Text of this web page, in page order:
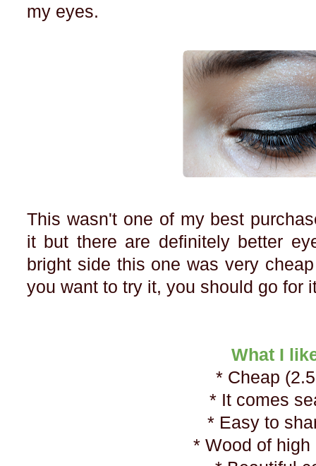
my eyes.
This wasn't one of my best
it but there are definitely better
bright side this one was very
you want to try it, you should go for
What I
* Cheap
* It comes
* Easy to
* Wood of high